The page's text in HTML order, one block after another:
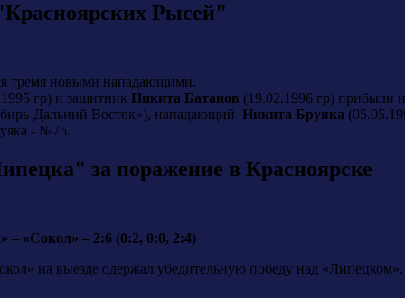
Рысей"
тремя новыми нападающими.
гр) и защитник Никита Батанов (19.02.1996 гр) прибыли
Дальний Восток»), нападающий Никита Бруяка
- №75.
за поражение в Красноярске
– «Сокол» – 2:6 (0:2, 0:0, 2:4)
на выезде одержал убедительную победу над «Липецком».